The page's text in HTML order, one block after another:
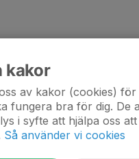
kakor
av kakor (cookies)
fungera bra för dig. De
i syfte att hjälpa oss
Så använder vi cookies